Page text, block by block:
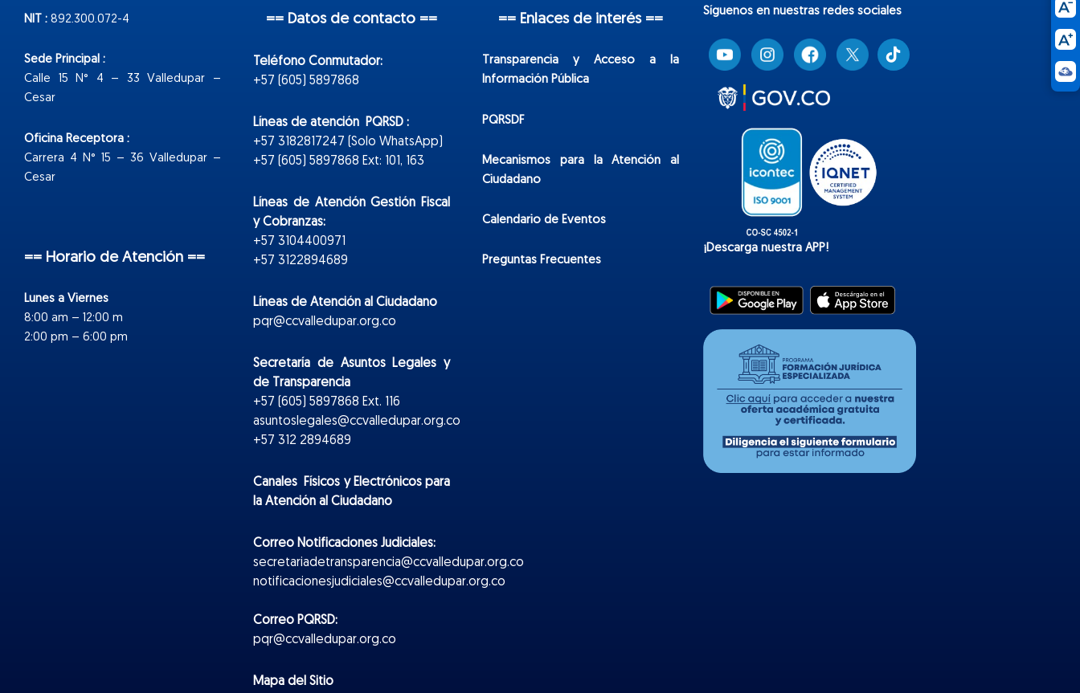
NIT : 892.300.072-4
Sede Principal :
Calle 15 N° 4 – 33 Valledupar –
Cesar
Oficina Receptora :
Carrera 4 N° 15 – 36 Valledupar –
Cesar
== Horario de Atención ==
Lunes a Viernes
8:00 am – 12:00 m
2:00 pm – 6:00 pm
== Datos de contacto ==
Teléfono Conmutador:
+57 (605) 5897868
Líneas de atención PQRSD :
+57 3182817247 (Solo WhatsApp)
+57 (605) 5897868 Ext: 101, 163
Líneas de Atención Gestión Fiscal
y Cobranzas:
+57 3104400971
+57 3122894689
Líneas de Atención al Ciudadano
pqr@ccvalledupar.org.co
Secretaría de Asuntos Legales y
de Transparencia
+57 (605) 5897868 Ext. 116
asuntoslegales@ccvalledupar.org.co
+57 312 2894689
Canales Físicos yElectrónicospara
la Atención al Ciudadano
Correo Notificaciones Judiciales:
secretariadetransparencia@ccvalledupar.org.co
notificacionesjudiciales@ccvalledupar.org.co
Correo PQRSD:
pqr@ccvalledupar.org.co
Mapa del Sitio
== Enlaces de interés ==
Transparencia y Acceso a la
Información Pública
PQRSDF
Mecanismos para la Atención al
Ciudadano
Calendario de Eventos
Preguntas Frecuentes
Síguenos en nuestras redes sociales
T
i
k
¡Descarga nuestra APP!